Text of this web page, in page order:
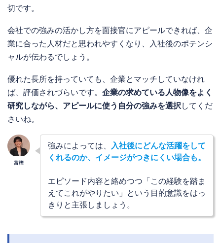
切です。
会社での強みの活かし方を面接官にアピールできれば、企
業に合った人材だと思われやすくなり、入社後のポテンシ
ャルが伝わるでしょう。
優れた長所を持っていても、企業とマッチしていなけれ
ば、評価されづらいです。 企業の求めている人物像をよく
研究しながら、アピールに使う自分の強みを選択 してくだ
さいね。
強みによっては、
入社後にどんな活躍をして
くれるのか、イメージがつきにくい場合も。
エピソード内容と絡めつつ「この経験を踏ま
えてこれがやりたい」という目的意識をはっ
きりと主張しましょう。